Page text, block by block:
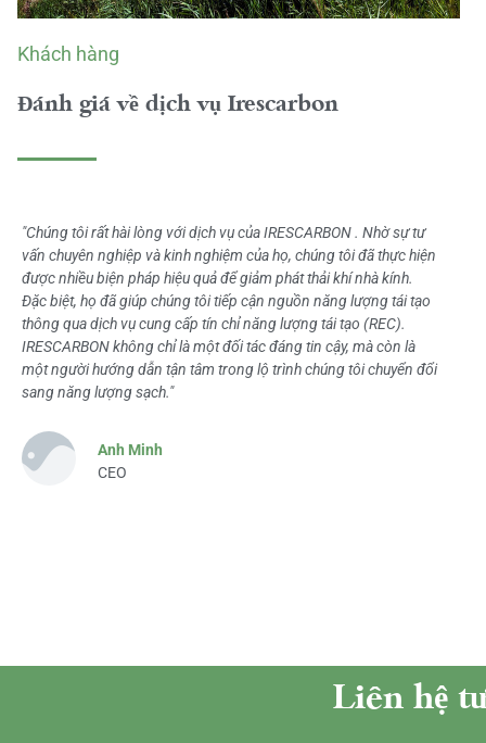
Khách hàng
Đánh giá về dịch vụ Irescarbon
"Chúng tôi rất hài lòng với dịch vụ của IRESCARBON . Nhờ sự tư
vấn chuyên nghiệp và kinh nghiệm của họ, chúng tôi đã thực hiện
được nhiều biện pháp hiệu quả để giảm phát thải khí nhà kính.
Đặc biệt, họ đã giúp chúng tôi tiếp cận nguồn năng lượng tái tạo
thông qua dịch vụ cung cấp tín chỉ năng lượng tái tạo (REC).
IRESCARBON không chỉ là một đối tác đáng tin cậy, mà còn là
một người hướng dẫn tận tâm trong lộ trình chúng tôi chuyển đổi
sang năng lượng sạch."
Anh Minh
CEO
Liên hệ